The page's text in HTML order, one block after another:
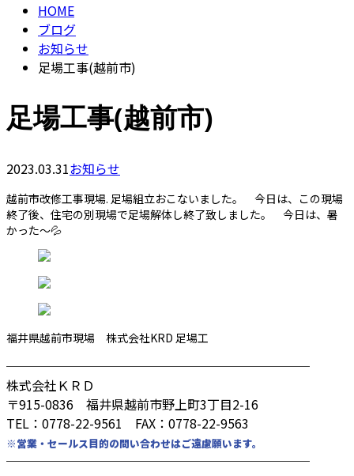
HOME
ブログ
お知らせ
足場工事(越前市)
足場工事(越前市)
2023.03.31お知らせ
越前市改修工事現場. 足場組立おこないました。 今日は、この現場
終了後、住宅の別現場で足場解体し終了致しました。 今日は、暑
かった〜💦
福井県越前市現場 株式会社KRD 足場工
────────────────────────
株式会社ＫＲＤ
〒915-0836 福井県越前市野上町3丁目2-16
TEL：0778-22-9561 FAX：0778-22-9563
※営業・セールス目的の問い合わせはご遠慮願います。
────────────────────────